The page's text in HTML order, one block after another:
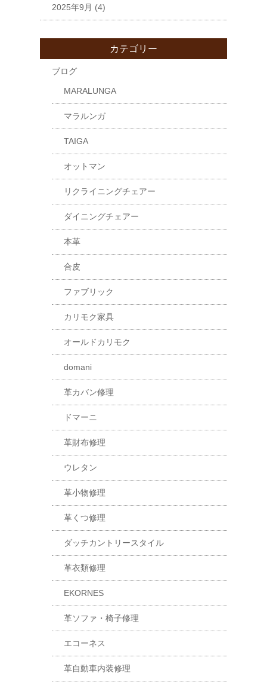
2025年9月 (4)
カテゴリー
ブログ
MARALUNGA
マラルンガ
TAIGA
オットマン
リクライニングチェアー
ダイニングチェアー
本革
合皮
ファブリック
カリモク家具
オールドカリモク
domani
革カバン修理
ドマーニ
革財布修理
ウレタン
革小物修理
革くつ修理
ダッチカントリースタイル
革衣類修理
EKORNES
革ソファ・椅子修理
エコーネス
革自動車内装修理